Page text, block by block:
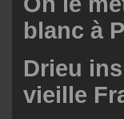
blanc à
Drieu
vieille